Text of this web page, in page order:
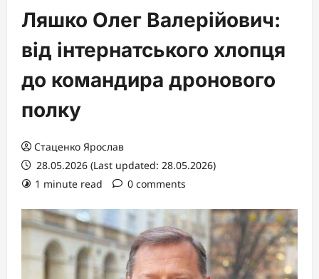
Ляшко Олег Валерійович:
від інтернатського хлопця
до командира дронового
полку
Стаценко Ярослав
28.05.2026 (Last updated: 28.05.2026)
1 minute read
0 comments